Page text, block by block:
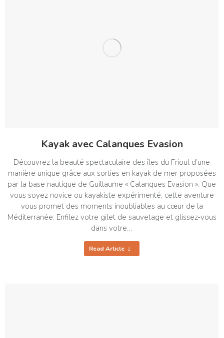
Kayak avec Calanques Evasion
Découvrez la beauté spectaculaire des îles du Frioul d’une
manière unique grâce aux sorties en kayak de mer proposées
par la base nautique de Guillaume « Calanques Evasion ». Que
vous soyez novice ou kayakiste expérimenté, cette aventure
vous promet des moments inoubliables au cœur de la
Méditerranée. Enfilez votre gilet de sauvetage et glissez-vous
dans votre…
Read Article